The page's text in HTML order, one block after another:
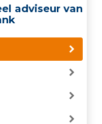
adviseur van